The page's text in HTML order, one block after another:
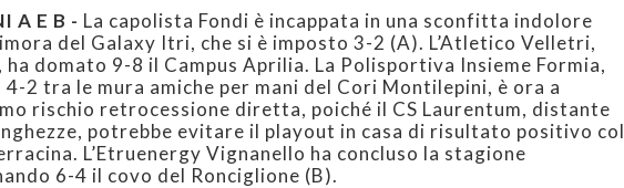
A E B - La capolista Fondi è incappata in una sconfitta indolore
del Galaxy Itri, che si è imposto 3-2 (A). L’Atletico Velletri,
ha domato 9-8 il Campus Aprilia. La Polisportiva Insieme Formia,
4-2 tra le mura amiche per mani del Cori Montilepini, è ora a
rischio retrocessione diretta, poiché il CS Laurentum, distante
potrebbe evitare il playout in casa di risultato positivo col
L’Etruenergy Vignanello ha concluso la stagione
6-4 il covo del Ronciglione (B).